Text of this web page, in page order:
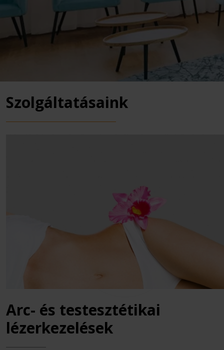
Szolgáltatásaink
Arc- és testesztétikai
lézerkezelések